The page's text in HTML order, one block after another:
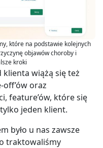
które na podstawie kolejnych
objawów choroby i
kroki
wiążą się też
oraz
feature’ów, które się
jeden klient.
było u nas zawsze
traktowaliśmy